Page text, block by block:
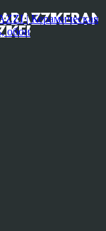
| Керамическая
обои